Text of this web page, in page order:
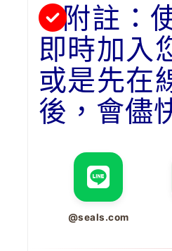
附註：
即時加入
或是先在
後，會儘
@seals.com